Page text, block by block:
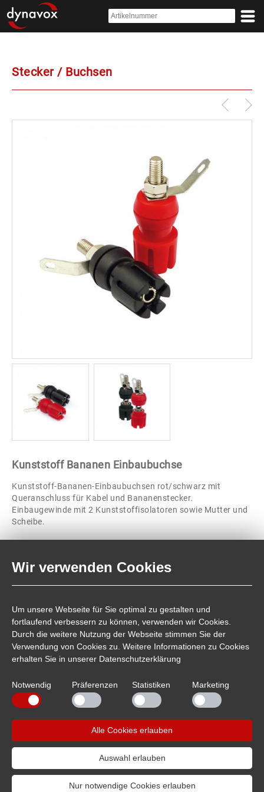
Wir verwenden Cookies
Um unsere Webseite für Sie optimal zu gestalten und
fortlaufend verbessern zu können, verwenden wir Cookies.
Durch die weitere Nutzung der Webseite stimmen Sie der
Verwendung von Cookies zu. Weitere Informationen zu Cookies
erhalten Sie in unserer Datenschutzerklärung
Notwendig Präferenzen Statistiken Marketing
Alle Cookies erlauben
Auswahl erlauben
Nur notwendige Cookies erlauben
Stecker / Buchsen
Kunststoff Bananen Einbaubuchse
Kunststoff-Bananen-Einbaubuchsen rot/schwarz mit
Queranschluss für Kabel und Bananenstecker.
Einbaugewinde mit 2 Kunststoffisolatoren sowie Mutter und
Scheibe.
Gewindelänge:
22 mm
Lötanschluss:
5,5 mm
Kabeldurchmesser:
max. 4 mm
Für Bananenstecker:
4 mm
Lieferumfang:
1 x schwarz, 1 x rot
Artikelnummer: 207269
07229/1829-0 info sintron.de
Copyright 2016 - Sintron Distribution GmbH -Impressum